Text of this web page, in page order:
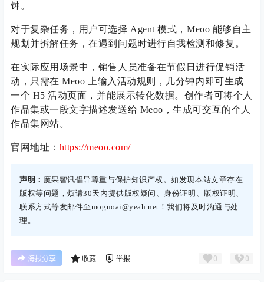
钟。
对于复杂任务，用户可选择 Agent 模式，Meoo 能够自主
规划并拆解任务，在遇到问题时进行自我检测和修复。
在实际应用场景中，销售人员准备在节假日进行促销活
动，只需在 Meoo 上输入活动规则，几分钟内即可生成
一个 H5 活动页面，并能展示转化数据。创作者可将个人
作品集或一段文字描述发送给 Meoo，生成可交互的个人
作品集网站。
官网地址： https://meoo.com/
声明： 魔果智讯倡导尊重与保护知识产权。如发现本站文章存在
版权等问题，烦请30天内提供版权疑问、身份证明、版权证明、
联系方式等发邮件至moguoai@yeah.net！我们将及时沟通与处
理。
海报分享 收藏 举报 0 0